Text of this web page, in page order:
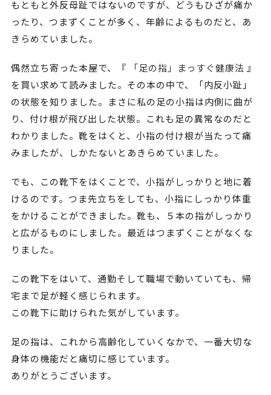
もともと外反母趾ではないのですが、どうもひざが痛か
ったり、つまずくことが多く、年齢によるものだと、あ
きらめていました。
偶然立ち寄った本屋で、『 「足の指」まっすぐ健康法 』
を買い求めて読みました。その本の中で、「内反小趾」
の状態を知りました。まさに私の足の小指は内側に曲が
り、付け根が飛び出した状態。これも足の異常なのだと
わかりました。靴をはくと、小指の付け根が当たって痛
みましたが、しかたないとあきらめていました。
でも、この靴下をはくことで、小指がしっかりと地に着
けるのです。つま先立ちをしても、小指にしっかり体重
をかけることができました。靴も、５本の指がしっかり
と広がるものにしました。最近はつまずくことがなくな
りました。
この靴下をはいて、通勤そして職場で動いていても、帰
宅まで足が軽く感じられます。
この靴下に助けられた気がしています。
足の指は、これから高齢化していくなかで、一番大切な
身体の機能だと痛切に感じています。
ありがとうございます。